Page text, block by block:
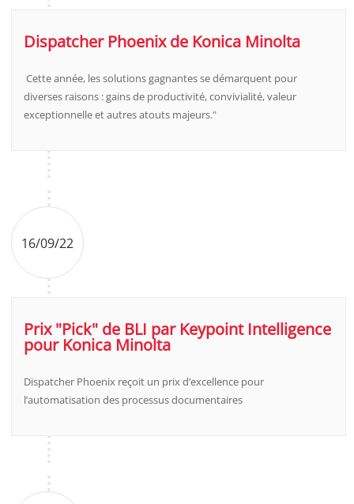
Dispatcher Phoenix de Konica Minolta
Cette année, les solutions gagnantes se démarquent pour
diverses raisons : gains de productivité, convivialité, valeur
exceptionnelle et autres atouts majeurs."
16/09/22
Prix "Pick" de BLI par Keypoint Intelligence
pour Konica Minolta
Dispatcher Phoenix reçoit un prix d’excellence pour
l’automatisation des processus documentaires